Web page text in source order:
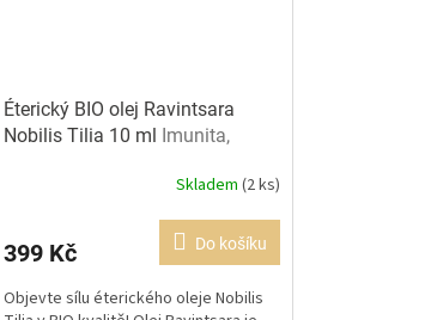
Éterický BIO olej Ravintsara
Nobilis Tilia 10 ml
Imunita,
je
z
Skladem (2 ks)
399 Kč Do košíku
Objevte sílu éterického oleje Nobilis